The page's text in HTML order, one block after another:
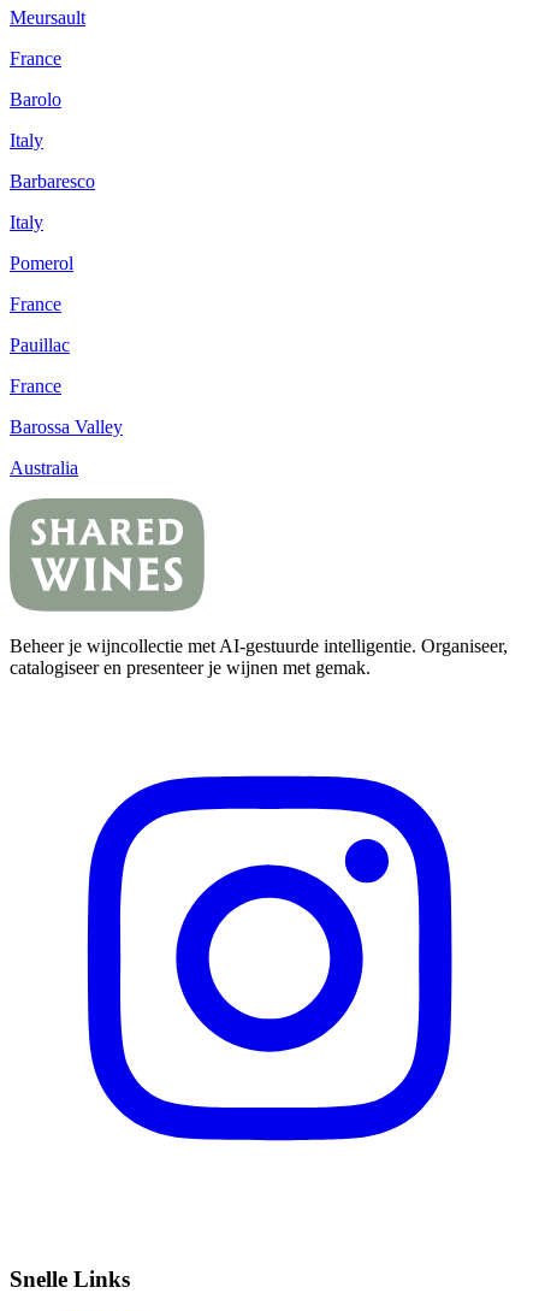
Meursault
France
Barolo
Italy
Barbaresco
Italy
Pomerol
France
Pauillac
France
Barossa Valley
Australia
Beheer je wijncollectie met AI-gestuurde intelligentie. Organiseer,
catalogiseer en presenteer je wijnen met gemak.
Snelle Links